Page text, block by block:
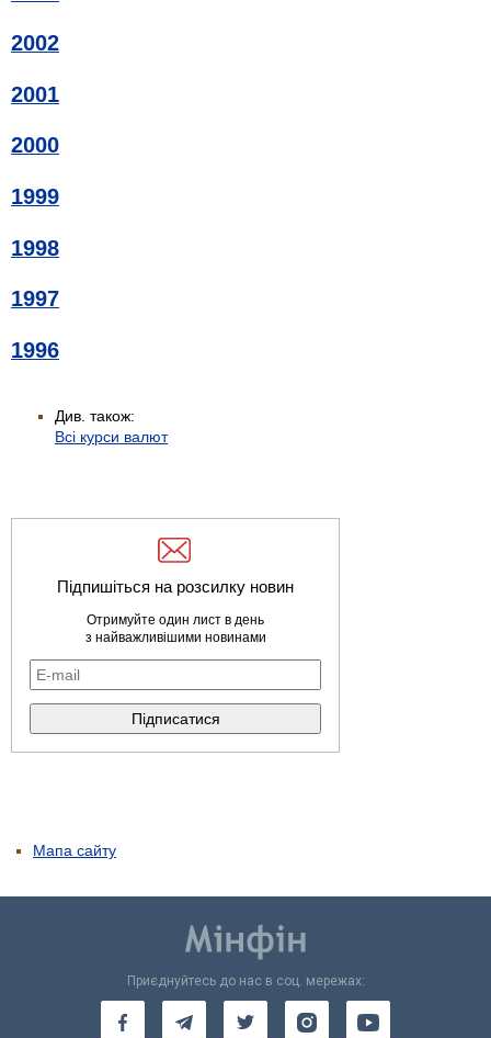
2002
2001
2000
1999
1998
1997
1996
Див. також:
Всі курси валют
Підпишіться на розсилку новин
Отримуйте один лист в день
з найважливішими новинами
Мапа сайту
Приєднуйтесь до нас в соц. мережах: